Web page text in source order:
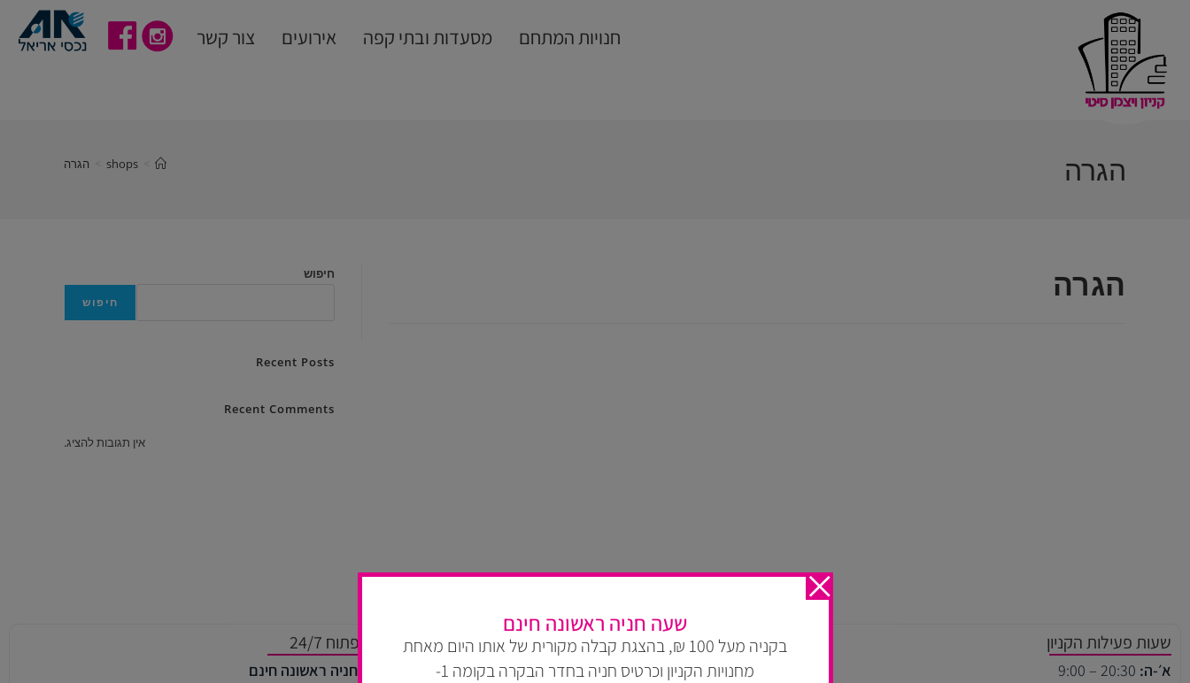
חנויות המתחם מסעדות ובתי קפה אירועים צור קשר
הגרה shops הגרה
הגרה חיפוש
חיפוש
Recent Posts
Recent Comments
אין תגובות להציג.
שעות פעילות הקניון
א׳-ה:
רחוב ויצמן 14, תל אביב
טלפון: 03-609-5257
חניון פתוח 24/7
שעה חניה ראשונה חינם
שעה חניה ראשונה חינם
בקניה מעל 100 ₪, בהצגת קבלה מקורית של אותו היום מאחת
מחנויות הקניון וכרטיס חניה בחדר הבקרה בקומה 1-